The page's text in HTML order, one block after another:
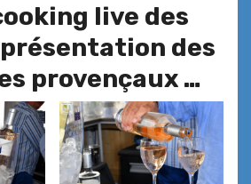
live des
des
provençaux …